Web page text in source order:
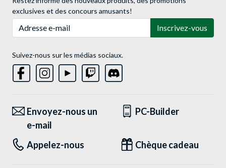
exclusives et des concours amusants!
Inscrivez-vous
Suivez-nous sur les médias sociaux.
Envoyez-nous un
e-mail
PC-Builder
Appelez-nous Chèque cadeau